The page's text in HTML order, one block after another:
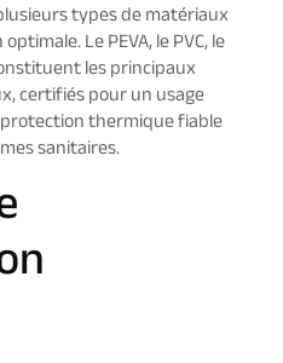
types de matériaux
Le PEVA, le PVC, le
les principaux
certifiés pour un usage
thermique fiable
sanitaires.